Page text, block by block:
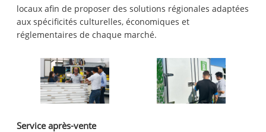
locaux afin de proposer des solutions régionales adaptées
aux spécificités culturelles, économiques et
réglementaires de chaque marché.
Service après-vente